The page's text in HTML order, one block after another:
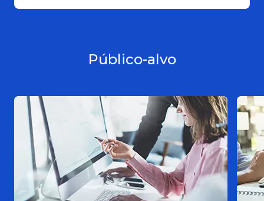
Público-alvo